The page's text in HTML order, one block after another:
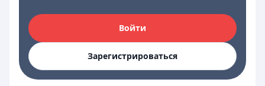
Войти
Зарегистрироваться